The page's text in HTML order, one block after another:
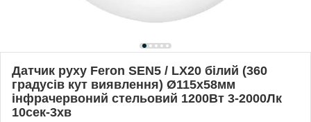
Датчик руху Feron SEN5 / LX20 білий (360
градусів кут виявлення) Ø115x58мм
інфрачервоний стельовий 1200Вт 3-2000Лк
10сек-3хв